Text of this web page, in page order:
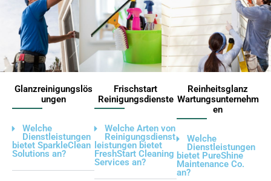
Glanzreinigungslös
ungen
Welche
Dienstleistungen
bietet SparkleClean
Solutions an?
Frischstart
Reinigungsdienste
Welche Arten von
Reinigungsdienst
leistungen bietet
FreshStart Cleaning
Services an?
Reinheitsglanz
Wartungsunternehm
en
Welche
Dienstleistungen
bietet PureShine
Maintenance Co.
an?